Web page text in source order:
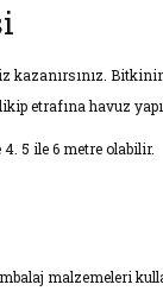
kazanırsınız.
etrafına havuz
5 ile 6 metre olabilir.
malzemeleri